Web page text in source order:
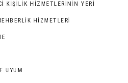
KIŞILIK HIZMETLERININ YERI
HİZMETLERİ
UYUM